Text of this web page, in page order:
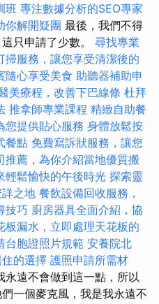
班 專注數據分析的SEO專家
你解開疑團 最後，我們不得
只申請了少數。 尋找專業
掃服務，讓您享受清潔後的
隨心享受美食 助聽器補助申
美療程，改善下巴線條 杜拜
推拿師專業課程 精緻自助餐
您提供貼心服務 身體放鬆按
餐點 免費寫訴狀服務，讓您
推薦，為你介紹當地優質搬
輕鬆愉快的午後時光 探索靈
之地 餐飲設備回收服務，
技巧 廚房器具全面介紹，協
板漏水，立即處理天花板的
台胞證照片規範 安養院北
的選擇 護照申請所需材
永遠不會做到這一點，所以
一個麥克風，我是我永遠不